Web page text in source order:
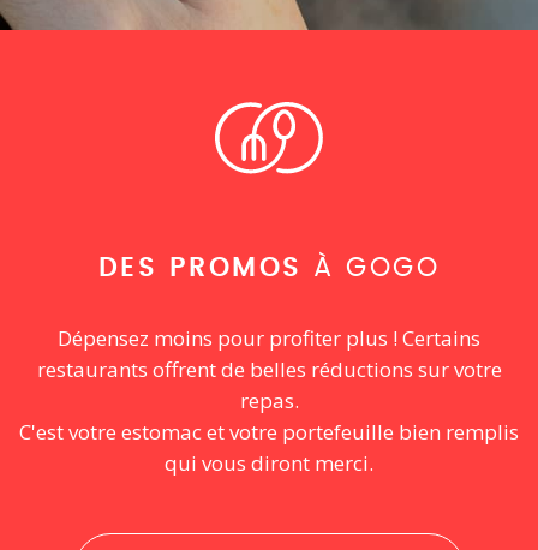
DES PROMOS À GOGO
Dépensez moins pour profiter plus ! Certains
restaurants offrent de belles réductions sur votre
repas.
C'est votre estomac et votre portefeuille bien remplis
qui vous diront merci.